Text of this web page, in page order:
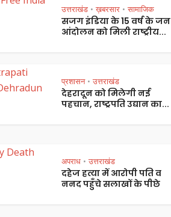
उत्तराखंड • ख़बरसार • सामाजिक
सजग इंडिया के 15 वर्ष के जन
आंदोलन को मिली राष्ट्रीय...
प्रशासन • उत्तराखंड
देहरादून को मिलेगी नई
पहचान, राष्ट्रपति उद्यान का...
अपराध • उत्तराखंड
दहेज हत्या में आरोपी पति व
ननद पहुँचे सलाखों के पीछे